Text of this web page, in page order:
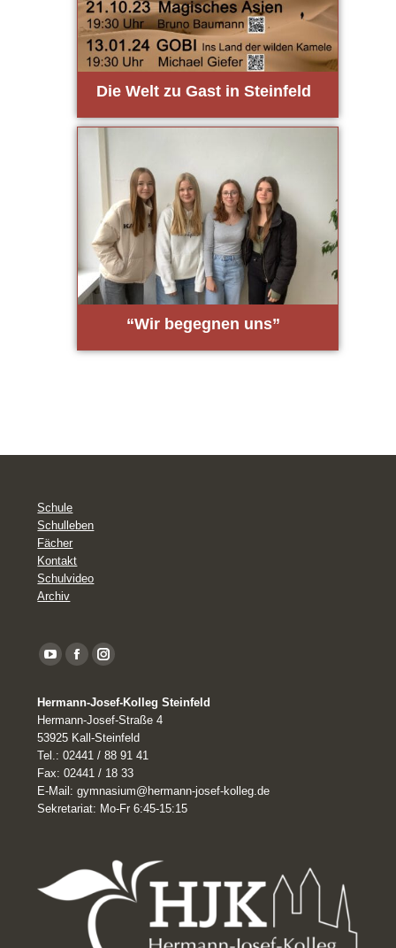
Die Welt zu Gast in Stein­feld
“Wir begeg­nen uns”
Schule
Schulleben
Fächer
Kontakt
Schulvideo
Archiv
YouTube
opens
in
new
window
FacebookInstagram
Hermann-Josef-Kolleg Steinfeld
Hermann-Josef-Straße 4
53925 Kall-Steinfeld
Tel.: 02441 / 88 91 41
Fax: 02441 / 18 33
E-Mail: gymnasium@hermann-josef-kolleg.de
Sekretariat: Mo-Fr 6:45-15:15